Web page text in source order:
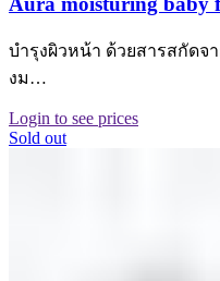
บำรุงผิวหน้า ด้วยสารสกัด
งม…
Login to see prices
Sold out